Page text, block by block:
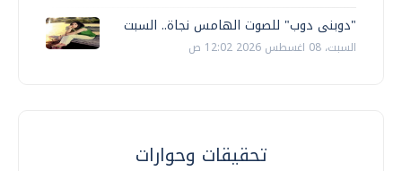
"دوبنى دوب" للصوت الهامس نجاة.. السبت
السبت، 08 اغسطس 2026 12:02 ص
تحقيقات وحوارات